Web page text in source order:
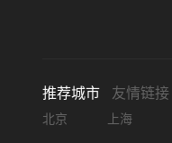
推荐城市 友情链接
北京 上海